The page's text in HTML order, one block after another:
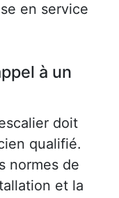
en service
à un
doit
qualifié.
normes de
et la